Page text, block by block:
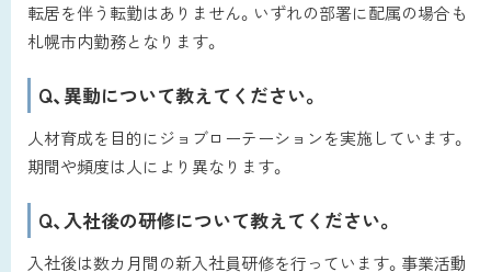
転居を伴う転勤はありません。いずれの部署に配属の場合も
札幌市内勤務となります。
Q、異動について教えてください。
人材育成を目的にジョブローテーションを実施しています。
期間や頻度は人により異なります。
Q、入社後の研修について教えてください。
入社後は数カ月間の新入社員研修を行っています。事業活動